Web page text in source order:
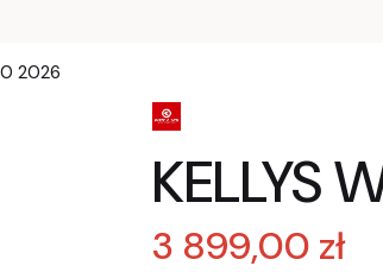
2026
KELLYS
3 899,00 zł